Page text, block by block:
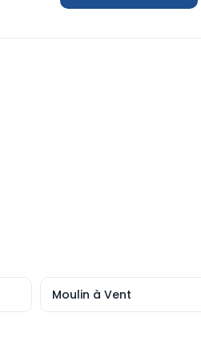
Moulin à Vent